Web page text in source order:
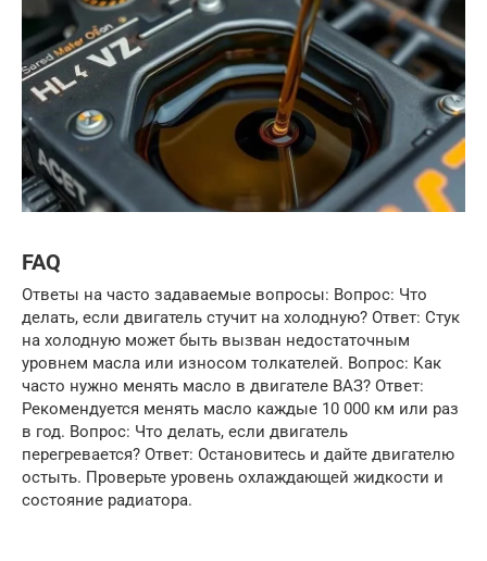
FAQ
Ответы на часто задаваемые вопросы: Вопрос: Что
делать, если двигатель стучит на холодную? Ответ: Стук
на холодную может быть вызван недостаточным
уровнем масла или износом толкателей. Вопрос: Как
часто нужно менять масло в двигателе ВАЗ? Ответ:
Рекомендуется менять масло каждые 10 000 км или раз
в год. Вопрос: Что делать, если двигатель
перегревается? Ответ: Остановитесь и дайте двигателю
остыть. Проверьте уровень охлаждающей жидкости и
состояние радиатора.